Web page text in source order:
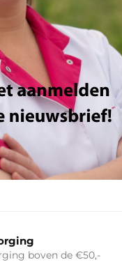
boven de €50,-